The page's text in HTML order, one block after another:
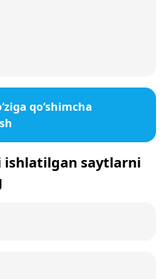
qo‘shimcha
ishlatilgan saytlarni